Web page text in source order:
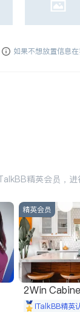
如果不想放置信息
精英会员，进
精英会员
2Win
iTalkBB精英